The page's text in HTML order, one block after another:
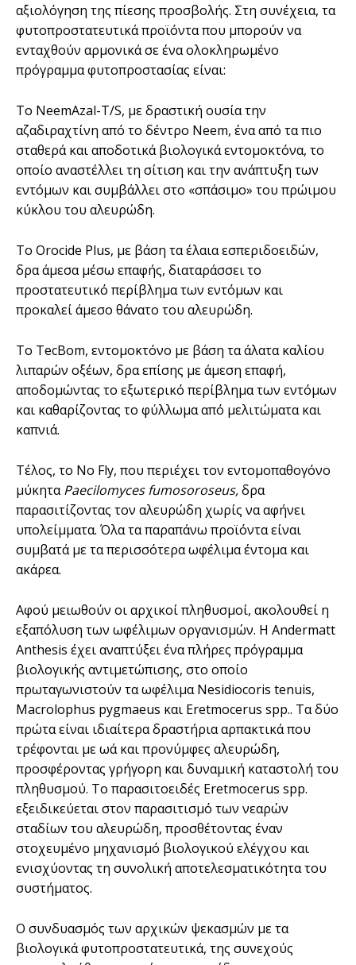
αξιολόγηση της πίεσης προσβολής. Στη συνέχεια, τα
φυτοπροστατευτικά προϊόντα που μπορούν να
ενταχθούν αρμονικά σε ένα ολοκληρωμένο
πρόγραμμα φυτοπροστασίας είναι:
Το NeemAzal-T/S, με δραστική ουσία την
αζαδιραχτίνη από το δέντρο Neem, ένα από τα πιο
σταθερά και αποδοτικά βιολογικά εντομοκτόνα, το
οποίο αναστέλλει τη σίτιση και την ανάπτυξη των
εντόμων και συμβάλλει στο «σπάσιμο» του πρώιμου
κύκλου του αλευρώδη.
Το Orocide Plus, με βάση τα έλαια εσπεριδοειδών,
δρα άμεσα μέσω επαφής, διαταράσσει το
προστατευτικό περίβλημα των εντόμων και
προκαλεί άμεσο θάνατο του αλευρώδη.
Το TecBom, εντομοκτόνο με βάση τα άλατα καλίου
λιπαρών οξέων, δρα επίσης με άμεση επαφή,
αποδομώντας το εξωτερικό περίβλημα των εντόμων
και καθαρίζοντας το φύλλωμα από μελιτώματα και
καπνιά.
Τέλος, το No Fly, που περιέχει τον εντομοπαθογόνο
μύκηταPaecilomyces fumosoroseus,δρα
παρασιτίζοντας τον αλευρώδη χωρίς να αφήνει
υπολείμματα. Όλα τα παραπάνω προϊόντα είναι
συμβατά με τα περισσότερα ωφέλιμα έντομα και
ακάρεα.
Αφού μειωθούν οι αρχικοί πληθυσμοί, ακολουθεί η
εξαπόλυση των ωφέλιμων οργανισμών. Η Andermatt
Anthesis έχει αναπτύξει ένα πλήρες πρόγραμμα
βιολογικής αντιμετώπισης, στο οποίο
πρωταγωνιστούν τα ωφέλιμα Nesidiocoris tenuis,
Macrolophus pygmaeus και Eretmocerus spp.. Τα δύο
πρώτα είναι ιδιαίτερα δραστήρια αρπακτικά που
τρέφονται με ωά και προνύμφες αλευρώδη,
προσφέροντας γρήγορη και δυναμική καταστολή του
πληθυσμού. Το παρασιτοειδές Eretmocerus spp.
εξειδικεύεται στον παρασιτισμό των νεαρών
σταδίων του αλευρώδη, προσθέτοντας έναν
στοχευμένο μηχανισμό βιολογικού ελέγχου και
ενισχύοντας τη συνολική αποτελεσματικότητα του
συστήματος.
Ο συνδυασμός των αρχικών ψεκασμών με τα
βιολογικά φυτοπροστατευτικά, της συνεχούς